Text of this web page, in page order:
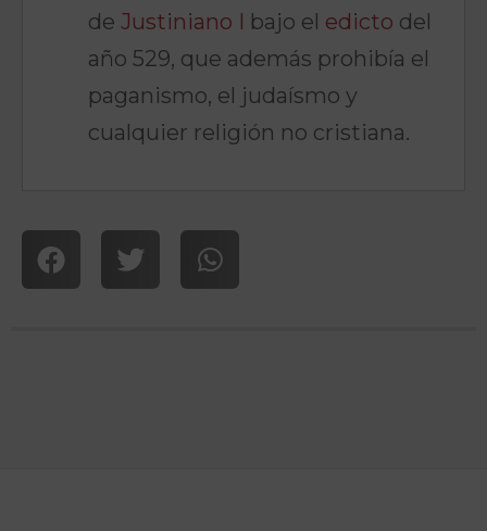
de Justiniano I bajo el edicto del
año 529, que además prohibía el
paganismo, el judaísmo y
cualquier religión no cristiana.